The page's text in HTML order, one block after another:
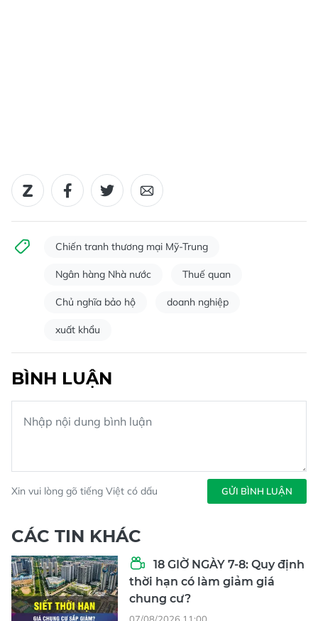
Chiến tranh thương mại Mỹ-Trung
Ngân hàng Nhà nước Thuế quan
Chủ nghĩa bảo hộ doanh nghiệp
xuất khẩu
BÌNH LUẬN
Xin vui lòng gõ tiếng Việt có dấu GỬI BÌNH LUẬN
CÁC TIN KHÁC
18 GIỜ NGÀY 7-8: Quy định
thời hạn có làm giảm giá
chung cư?